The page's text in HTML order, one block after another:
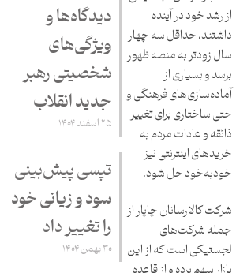
از رشد خود در آینده
داشتند، حداقل سه چهار
سال زودتر به منصه ظهور
برسد و بسیاری از
آماده‌سازی‌های فرهنگی و
حتی ساختاری برای تغییر
ذائقه و عادات مردم به
خریدهای اینترنتی نیز
خودبه‌خود حل شود.
شرکت کالارسانان چاپار از
جمله شرکت‌های
لجستیکی است که از این
دیدگاه‌ها و
ویژگی‌های
شخصیتی رهبر
جدید انقلاب
۲۵ اسفند ۱۴۰۴
تپسی پیش‌بینی
سود و زیانی خود
را تغییر داد
۳۰ بهمن ۱۴۰۴